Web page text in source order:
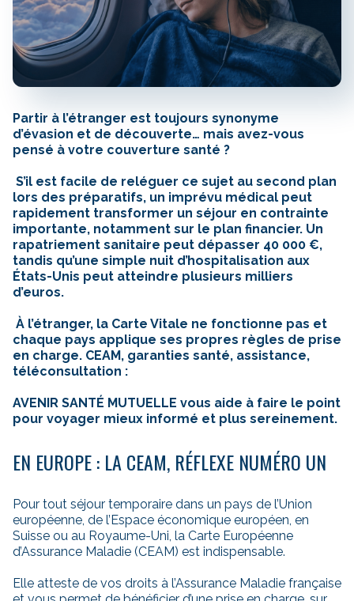
Partir à l’étranger est toujours synonyme
d’évasion et de découverte… mais avez-vous
pensé à votre couverture santé ?
S’il est facile de reléguer ce sujet au second plan
lors des préparatifs, un imprévu médical peut
rapidement transformer un séjour en contrainte
importante, notamment sur le plan financier. Un
rapatriement sanitaire peut dépasser 40 000 €,
tandis qu’une simple nuit d’hospitalisation aux
États-Unis peut atteindre plusieurs milliers
d’euros.
À l’étranger, la Carte Vitale ne fonctionne pas et
chaque pays applique ses propres règles de prise
en charge. CEAM, garanties santé, assistance,
téléconsultation :
AVENIR SANTÉ MUTUELLE vous aide à faire le point
pour voyager mieux informé et plus sereinement.
EN EUROPE : LA CEAM, RÉFLEXE NUMÉRO UN
Pour tout séjour temporaire dans un pays de l’Union
européenne, de l’Espace économique européen, en
Suisse ou au Royaume-Uni, la Carte Européenne
d’Assurance Maladie (CEAM) est indispensable.
Elle atteste de vos droits à l’Assurance Maladie française